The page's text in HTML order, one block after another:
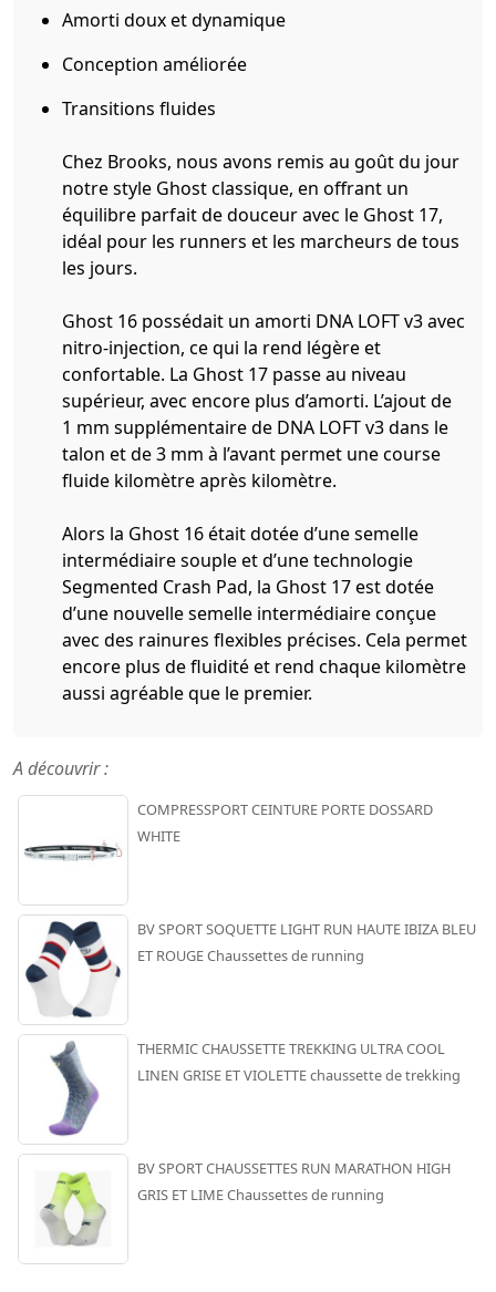
Amorti doux et dynamique
Conception améliorée
Transitions fluides
Chez Brooks, nous avons remis au goût du jour
notre style Ghost classique, en offrant un
équilibre parfait de douceur avec le Ghost 17,
idéal pour les runners et les marcheurs de tous
les jours.
Ghost 16 possédait un amorti DNA LOFT v3 avec
nitro-injection, ce qui la rend légère et
confortable. La Ghost 17 passe au niveau
supérieur, avec encore plus d’amorti. L’ajout de
1 mm supplémentaire de DNA LOFT v3 dans le
talon et de 3 mm à l’avant permet une course
fluide kilomètre après kilomètre.
Alors la Ghost 16 était dotée d’une semelle
intermédiaire souple et d’une technologie
Segmented Crash Pad, la Ghost 17 est dotée
d’une nouvelle semelle intermédiaire conçue
avec des rainures flexibles précises. Cela permet
encore plus de fluidité et rend chaque kilomètre
aussi agréable que le premier.
A découvrir :
COMPRESSPORT CEINTURE PORTE DOSSARD
WHITE
BV SPORT SOQUETTE LIGHT RUN HAUTE IBIZA BLEU
ET ROUGE Chaussettes de running
THERMIC CHAUSSETTE TREKKING ULTRA COOL
LINEN GRISE ET VIOLETTE chaussette de trekking
BV SPORT CHAUSSETTES RUN MARATHON HIGH
GRIS ET LIME Chaussettes de running